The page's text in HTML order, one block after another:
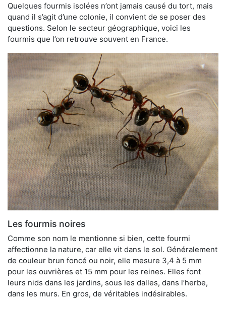
Quelques fourmis isolées n’ont jamais causé du tort, mais
quand il s’agit d’une colonie, il convient de se poser des
questions. Selon le secteur géographique, voici les
fourmis que l’on retrouve souvent en France.
Les fourmis noires
Comme son nom le mentionne si bien, cette fourmi
affectionne la nature, car elle vit dans le sol. Généralement
de couleur brun foncé ou noir, elle mesure 3,4 à 5 mm
pour les ouvrières et 15 mm pour les reines. Elles font
leurs nids dans les jardins, sous les dalles, dans l’herbe,
dans les murs. En gros, de véritables indésirables.